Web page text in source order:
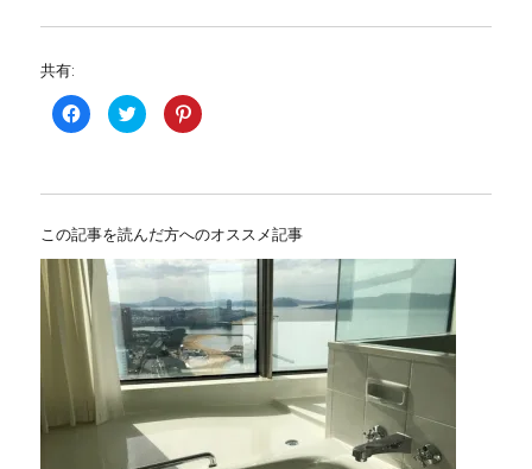
共有:
F
a
o
で
共
す
る
に
は
ク
リ
ッ
ク
し
て
く
だ
ク
リ
T
t
e
で
共
有
(
新
し
い
ウ
ン
ド
ク
リ
P
t
r
t
で
共
有
(
新
ウ
ン
この記事を読んだ方へのオススメ記事